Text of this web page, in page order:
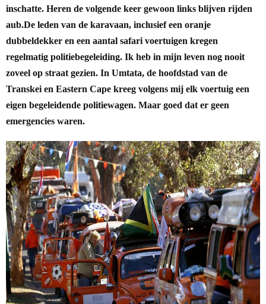
inschatte. Heren de volgende keer gewoon links blijven rijden
aub.De leden van de karavaan, inclusief een oranje
dubbeldekker en een aantal safari voertuigen kregen
regelmatig politiebegeleiding. Ik heb in mijn leven nog nooit
zoveel op straat gezien. In Umtata, de hoofdstad van de
Transkei en Eastern Cape kreeg volgens mij elk voertuig een
eigen begeleidende politiewagen. Maar goed dat er geen
emergencies waren.